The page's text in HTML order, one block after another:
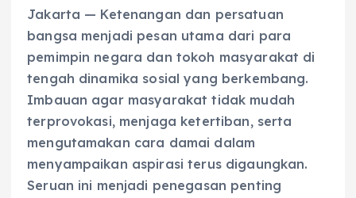
Jakarta — Ketenangan dan persatuan
bangsa menjadi pesan utama dari para
pemimpin negara dan tokoh masyarakat di
tengah dinamika sosial yang berkembang.
Imbauan agar masyarakat tidak mudah
terprovokasi, menjaga ketertiban, serta
mengutamakan cara damai dalam
menyampaikan aspirasi terus digaungkan.
Seruan ini menjadi penegasan penting